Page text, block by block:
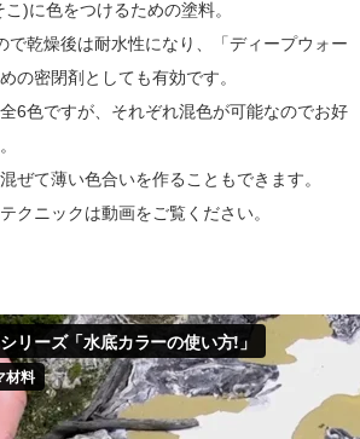
)に色をつけるための塗料。
で乾燥後は耐水性になり、「ディープウォー
の密閉剤としても有効です。
6色ですが、それぞれ混色が可能なのでお好
ぜて薄い色合いを作ることもできます。
クニックは動画をご覧ください。